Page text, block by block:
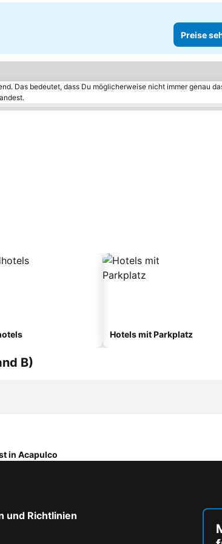
Preise
Das bedeutet, dass Du möglicherweise nicht immer genau
Hotels mit Parkplatz
B)
in Acapulco
und Richtlinien